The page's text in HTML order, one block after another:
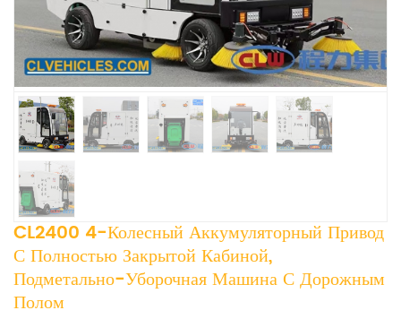
CL2400 4-Колесный Аккумуляторный Привод
С Полностью Закрытой Кабиной,
Подметально-Уборочная Машина С Дорожным
Полом